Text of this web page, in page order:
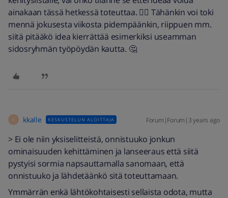
ainakaan tässä hetkessä toteuttaa. 👍🏼 Tähänkin voi toki
mennä jokusesta viikosta pidempäänkin, riippuen mm.
siitä pitääkö idea kierrättää esimerkiksi useamman
sidosryhmän työpöydän kautta. 🤔
K kkalle KESKUSTELUN ALOITTAJA Forum|Forum|3 years ago
> Ei ole niin yksiselitteistä, onnistuuko jonkun
ominaisuuden kehittäminen ja lanseeraus että siitä
pystyisi sormia napsauttamalla sanomaan, että
onnistuuko ja lähdetäänkö sitä toteuttamaan.
Ymmärrän enkä lähtökohtaisesti sellaista odota, mutta